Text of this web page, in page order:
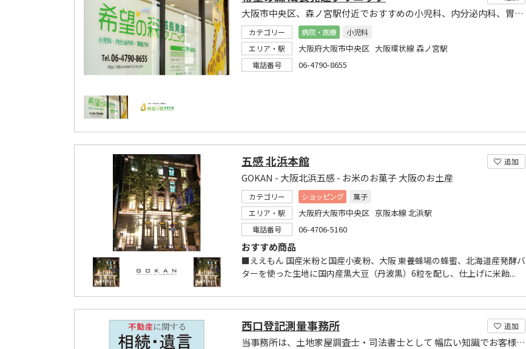
大阪市中央区、森ノ宮駅付近でおすすめの小児科、内分泌内科、胃腸内科
カテゴリー 病院・医療
小児科
エリア・駅
大阪府大阪市中央区 大阪環状線 森ノ宮駅
電話番号 06-4790-8655
追加
五感 北浜本館
GOKAN - 大阪北浜五感 - お米のお菓子 大阪のお土産
カテゴリー ショッピング
菓子
エリア・駅
大阪府大阪市中央区 京阪本線 北浜駅
電話番号 06-4706-5160
おすすめ商品
■ええもん 国産米粉と国産小麦粉、大阪 東養蜂場の蜂蜜、北海道産発酵バ
ターを使った生地に国内産黒大豆（丹波黒）6粒を配し、仕上げに米飴...
追加
西口登記測量事務所
当事務所は、土地家屋調査士・司法書士として 幅広い知識でお客様のニーズにお応えいたします。